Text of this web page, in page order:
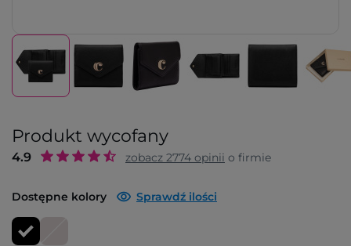
Produkt wycofany
4.9 zobacz 2774 opinii o firmie
Dostępne kolory Sprawdź ilości